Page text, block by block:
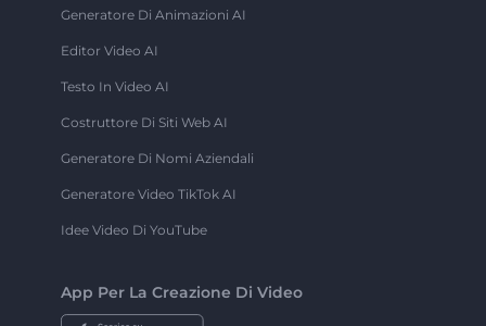
Generatore Di Animazioni AI
Editor Video AI
Testo In Video AI
Costruttore Di Siti Web AI
Generatore Di Nomi Aziendali
Generatore Video TikTok AI
Idee Video Di YouTube
App Per La Creazione Di Video